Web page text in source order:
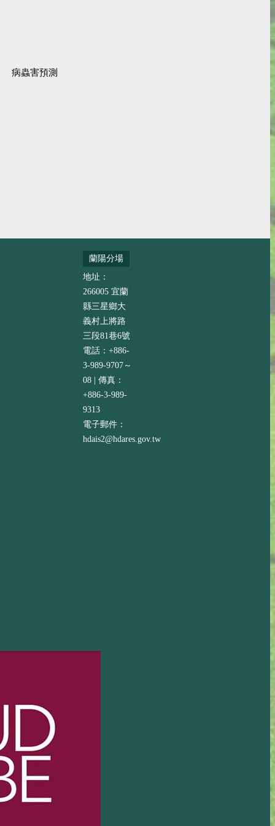
病蟲害預測
蘭陽分場
地址：
266005 宜蘭
縣三星鄉大
義村上將路
三段81巷6號
電話：+886-
3-989-9707～
08 | 傳真：
+886-3-989-
9313
電子郵件：
hdais2@hdares.gov.tw